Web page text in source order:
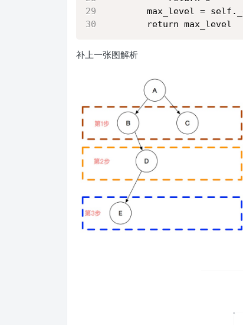
max_level =
        return max_level
补上一张图解析